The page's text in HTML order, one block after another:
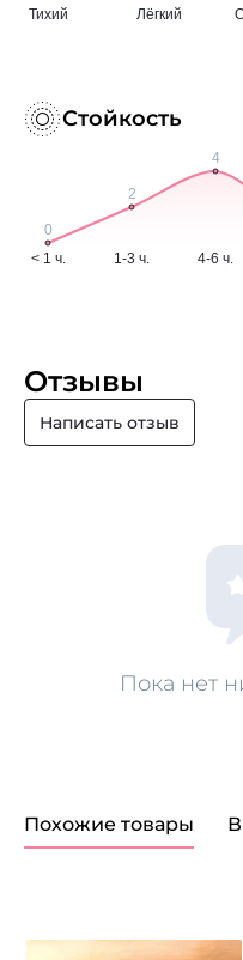
Стойкость
Отзывы
Написать отзыв
Пока нет
Похожие товары